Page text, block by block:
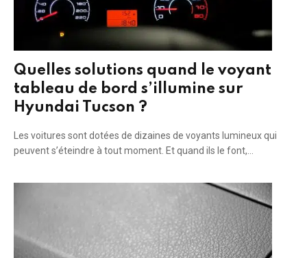
Quelles solutions quand le voyant
tableau de bord s’illumine sur
Hyundai Tucson ?
Les voitures sont dotées de dizaines de voyants lumineux qui
peuvent s’éteindre à tout moment. Et quand ils le font,…